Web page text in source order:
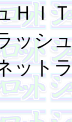
ＨＩ
ッシ
ット